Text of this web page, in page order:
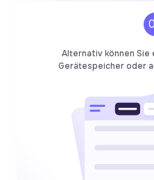
Alternativ können Sie
Gerätespeicher oder